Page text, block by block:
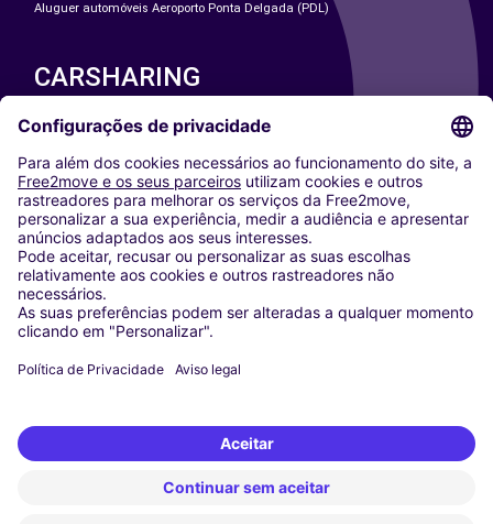
Aluguer automóveis Aeroporto Ponta Delgada (PDL)
CARSHARING
NOSSAS CIDADES
Washington DC
Milan
Rome
Turin
Vienna
Berlin
Cologne
Dusseldorf
Frankfurt
Munich